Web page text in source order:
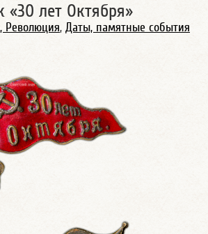
«30 лет Октября»
Революция, Даты, памятные события